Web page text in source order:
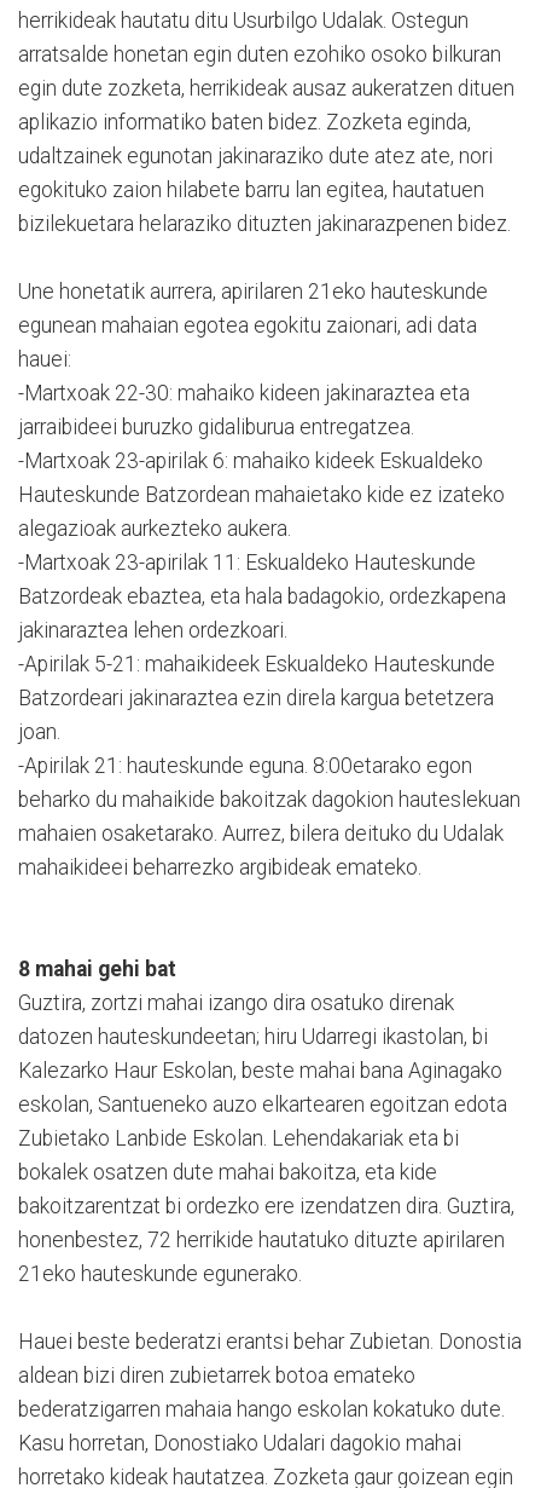
herrikideak hautatu ditu Usurbilgo Udalak. Ostegun
arratsalde honetan egin duten ezohiko osoko bilkuran
egin dute zozketa, herrikideak ausaz aukeratzen dituen
aplikazio informatiko baten bidez. Zozketa eginda,
udaltzainek egunotan jakinaraziko dute atez ate, nori
egokituko zaion hilabete barru lan egitea, hautatuen
bizilekuetara helaraziko dituzten jakinarazpenen bidez.
Une honetatik aurrera, apirilaren 21eko hauteskunde
egunean mahaian egotea egokitu zaionari, adi data
hauei:
-Martxoak 22-30: mahaiko kideen jakinaraztea eta
jarraibideei buruzko gidaliburua entregatzea.
-Martxoak 23-apirilak 6: mahaiko kideek Eskualdeko
Hauteskunde Batzordean mahaietako kide ez izateko
alegazioak aurkezteko aukera.
-Martxoak 23-apirilak 11: Eskualdeko Hauteskunde
Batzordeak ebaztea, eta hala badagokio, ordezkapena
jakinaraztea lehen ordezkoari.
-Apirilak 5-21: mahaikideek Eskualdeko Hauteskunde
Batzordeari jakinaraztea ezin direla kargua betetzera
joan.
-Apirilak 21: hauteskunde eguna. 8:00etarako egon
beharko du mahaikide bakoitzak dagokion hauteslekuan
mahaien osaketarako. Aurrez, bilera deituko du Udalak
mahaikideei beharrezko argibideak emateko.
8 mahai gehi bat
Guztira, zortzi mahai izango dira osatuko direnak
datozen hauteskundeetan; hiru Udarregi ikastolan, bi
Kalezarko Haur Eskolan, beste mahai bana Aginagako
eskolan, Santueneko auzo elkartearen egoitzan edota
Zubietako Lanbide Eskolan. Lehendakariak eta bi
bokalek osatzen dute mahai bakoitza, eta kide
bakoitzarentzat bi ordezko ere izendatzen dira. Guztira,
honenbestez, 72 herrikide hautatuko dituzte apirilaren
21eko hauteskunde egunerako.
Hauei beste bederatzi erantsi behar Zubietan. Donostia
aldean bizi diren zubietarrek botoa emateko
bederatzigarren mahaia hango eskolan kokatuko dute.
Kasu horretan, Donostiako Udalari dagokio mahai
horretako kideak hautatzea. Zozketa gaur goizean egin